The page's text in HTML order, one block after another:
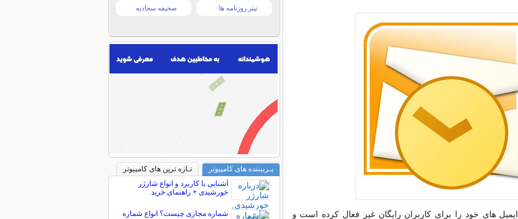
یاهو سرویس های Pop3 ایمیل های خود را برای کاربران رایگان غیر فعال کرده است و
تیتر روزنامه ها صحیفه سجادیه
پـربیننده های کامپیوتر
تـازه ترین های کامپیوتر
آشنایی با کاربرد و انواع شارژر
خورشیدی + راهنمای خرید
شماره مجازی چیست؟ انواع شماره